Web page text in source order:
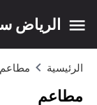
الرياض
الرئيسية مطاعم
مطاعم